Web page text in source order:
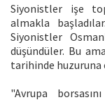
Siyonistler işe
almakla
Siyonistler
düşündüler. Bu
tarihinde huzuruna
"Avrupa